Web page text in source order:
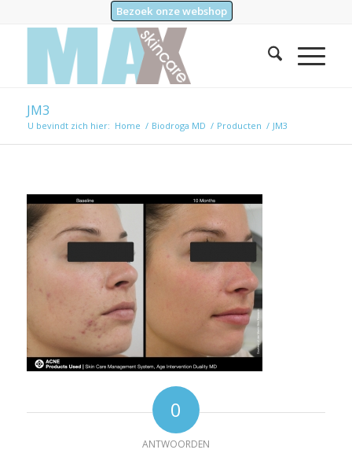
Bezoek onze webshop
JM3
U bevindt zich hier: Home / Biodroga MD / Producten / JM3
0
ANTWOORDEN